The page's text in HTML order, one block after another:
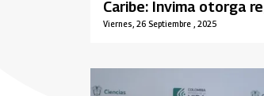
Viernes, 26 Septiembre , 2025
Caribe: Invima otorga
sanitario